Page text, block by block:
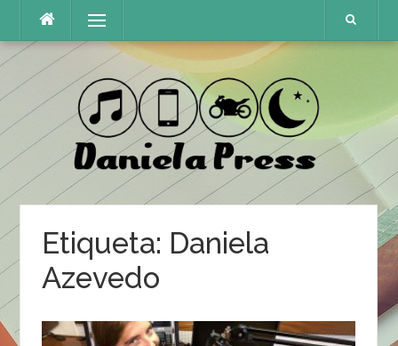
content
Menu
Etiqueta: Daniela
Azevedo